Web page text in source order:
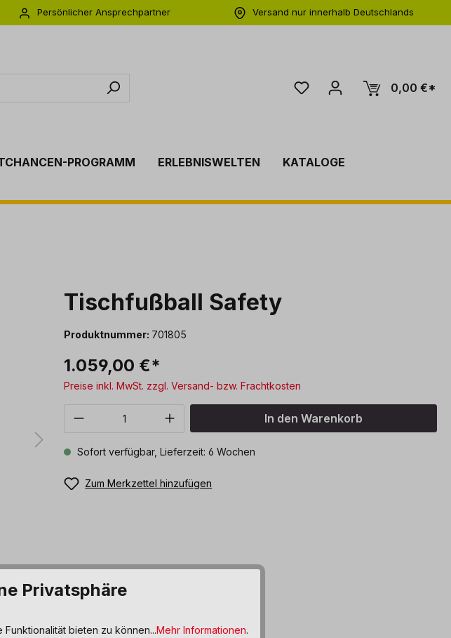
Persönlicher Ansprechpartner
Versand nur innerhalb Deutschlands
0,00 €*
PROGRAMM ERLEBNISWELTEN
KATALOGE
Tischfußball Safety
Produktnummer: 701805
1.059,00 €*
Preise inkl. MwSt. zzgl. Versand- bzw. Frachtkosten
Produkt Anzahl: Gib den gewünschten Wert
In den Warenkorb
Sofort verfügbar, Lieferzeit: 6 Wochen
Zum Merkzettel hinzufügen
Privatsphäre
bieten zu können...Mehr Informationen.